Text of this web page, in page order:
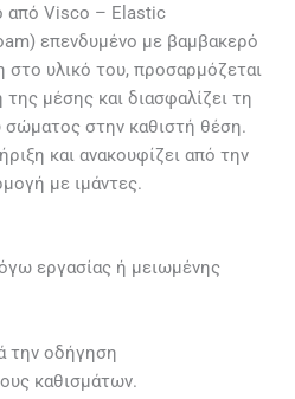
από Visco – Elastic
επενδυμένο με βαμβακερό
υλικό του, προσαρμόζεται
μέσης και διασφαλίζει τη
στην καθιστή θέση.
και ανακουφίζει από την
με ιμάντες.
εργασίας ή μειωμένης
την οδήγηση
καθισμάτων.